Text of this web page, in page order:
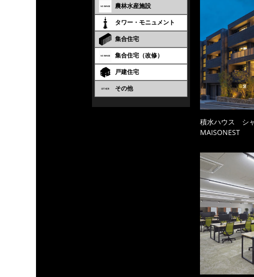
農林水産施設
タワー・モニュメント
集合住宅
集合住宅（改修）
戸建住宅
その他
積水ハウス シ
MAISONEST